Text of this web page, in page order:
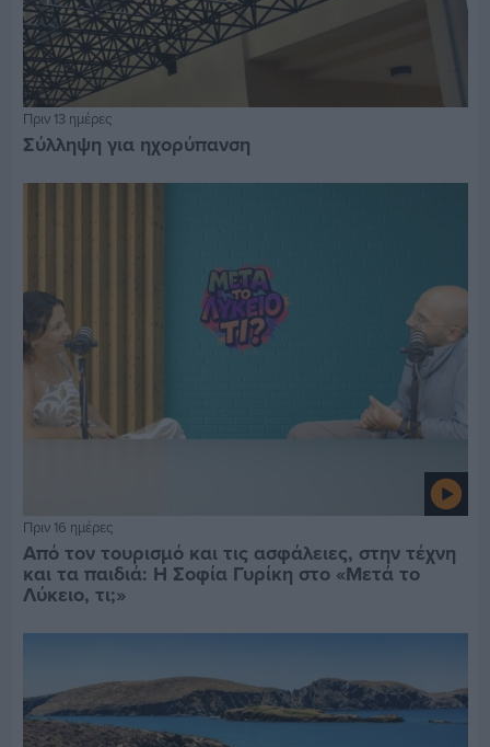
Πριν 13 ημέρες
Σύλληψη για ηχορύπανση
Πριν 16 ημέρες
Από τον τουρισμό και τις ασφάλειες, στην τέχνη
και τα παιδιά: Η Σοφία Γυρίκη στο «Μετά το
Λύκειο, τι;»